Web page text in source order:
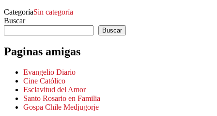
CategoríaSin categoría
Buscar
Buscar
Paginas amigas
Evangelio Diario
Cine Católico
Esclavitud del Amor
Santo Rosario en Familia
Gospa Chile Medjugorje